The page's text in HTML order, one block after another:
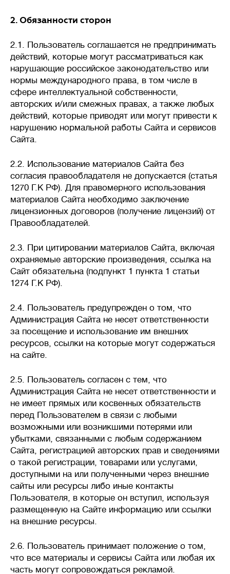
2. Обязанности сторон
2.1. Пользователь соглашается не предпринимать
действий, которые могут рассматриваться как
нарушающие российское законодательство или
нормы международного права, в том числе в
сфере интеллектуальной собственности,
авторских и/или смежных правах, а также любых
действий, которые приводят или могут привести к
нарушению нормальной работы Сайта и сервисов
Сайта.
2.2. Использование материалов Сайта без
согласия правообладателя не допускается (статья
1270 Г.К РФ). Для правомерного использования
материалов Сайта необходимо заключение
лицензионных договоров (получение лицензий) от
Правообладателей.
2.3. При цитировании материалов Сайта, включая
охраняемые авторские произведения, ссылка на
Сайт обязательна (подпункт 1 пункта 1 статьи
1274 Г.К РФ).
2.4. Пользователь предупрежден о том, что
Администрация Сайта не несет ответственности
за посещение и использование им внешних
ресурсов, ссылки на которые могут содержаться
на сайте.
2.5. Пользователь согласен с тем, что
Администрация Сайта не несет ответственности и
не имеет прямых или косвенных обязательств
перед Пользователем в связи с любыми
возможными или возникшими потерями или
убытками, связанными с любым содержанием
Сайта, регистрацией авторских прав и сведениями
о такой регистрации, товарами или услугами,
доступными на или полученными через внешние
сайты или ресурсы либо иные контакты
Пользователя, в которые он вступил, используя
размещенную на Сайте информацию или ссылки
на внешние ресурсы.
2.6. Пользователь принимает положение о том,
что все материалы и сервисы Сайта или любая их
часть могут сопровождаться рекламой.